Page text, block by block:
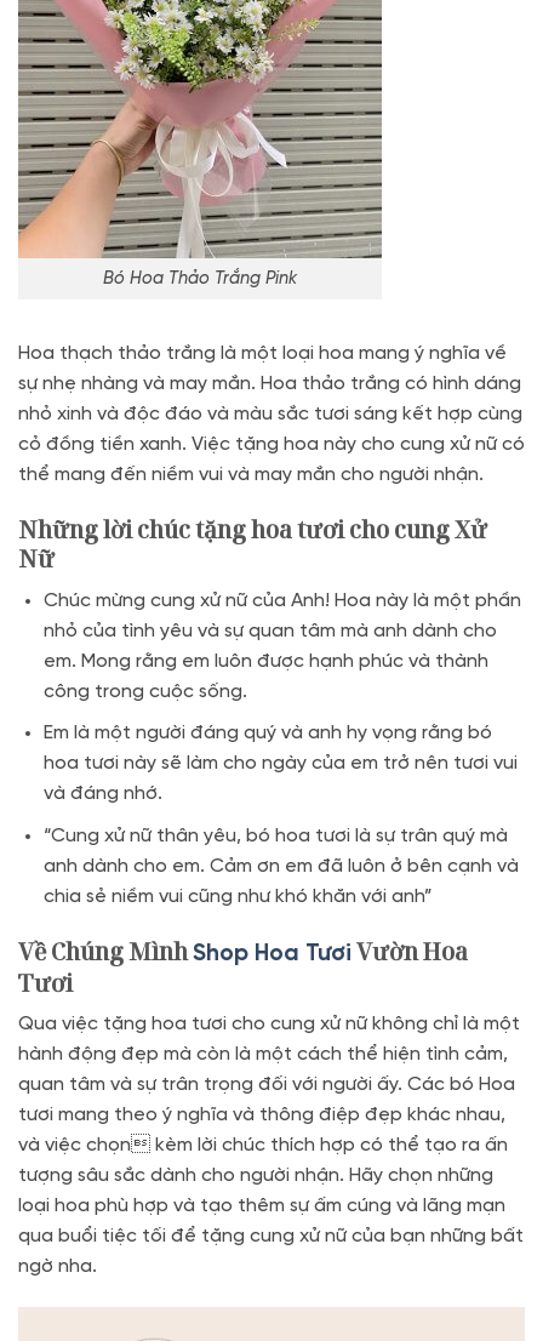
Bó Hoa Thảo Trắng Pink
Hoa thạch thảo trắng là một loại hoa mang ý nghĩa về
sự nhẹ nhàng và may mắn. Hoa thảo trắng có hình dáng
nhỏ xinh và độc đáo và màu sắc tươi sáng kết hợp cùng
cỏ đồng tiền xanh. Việc tặng hoa này cho cung xử nữ có
thể mang đến niềm vui và may mắn cho người nhận.
Những lời chúc tặng hoa tươi cho cung Xử
Nữ
Chúc mừng cung xử nữ của Anh! Hoa này là một phần
nhỏ của tình yêu và sự quan tâm mà anh dành cho
em. Mong rằng em luôn được hạnh phúc và thành
công trong cuộc sống.
Em là một người đáng quý và anh hy vọng rằng bó
hoa tươi này sẽ làm cho ngày của em trở nên tươi vui
và đáng nhớ.
“Cung xử nữ thân yêu, bó hoa tươi là sự trân quý mà
anh dành cho em. Cảm ơn em đã luôn ở bên cạnh và
chia sẻ niềm vui cũng như khó khăn với anh”
Về Chúng MìnhShop Hoa Tươi Vườn Hoa
Tươi
Qua việc tặng hoa tươi cho cung xử nữ không chỉ là một
hành động đẹp mà còn là một cách thể hiện tình cảm,
quan tâm và sự trân trọng đối với người ấy. Các bó Hoa
tươi mang theo ý nghĩa và thông điệp đẹp khác nhau,
và việc chọn kèm lời chúc thích hợp có thể tạo ra ấn
tượng sâu sắc dành cho người nhận. Hãy chọn những
loại hoa phù hợp và tạo thêm sự ấm cúng và lãng mạn
qua buổi tiệc tối để tặng cung xử nữ của bạn những bất
ngờ nha.